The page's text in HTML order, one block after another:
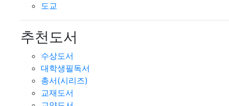
도교
추천도서
수상도서
대학생필독서
총서(시리즈)
교재도서